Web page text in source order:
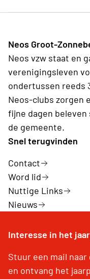
Neos Groot-
Neos vzw staat en
verenigingsleven
ondertussen reeds
Neos-clubs zorgen
fijne dagen
de gemeente.
Snel terugvinden
Contact
Word lid
Nuttige Links
Nieuws
Interesse in het
Stuur een mail
en ontvang het